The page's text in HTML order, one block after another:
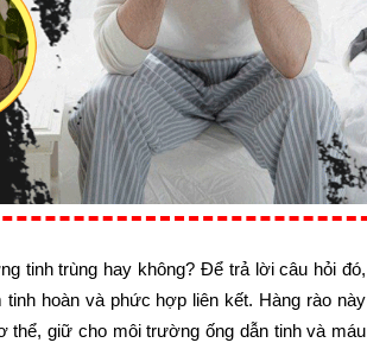
tinh trùng hay không? Để trả lời câu hỏi đó,
hoàn và phức hợp liên kết. Hàng rào này
thể, giữ cho môi trường ống dẫn tinh và máu